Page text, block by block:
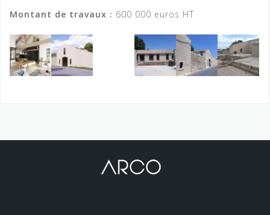
Montant de travaux : 600 000 euros HT